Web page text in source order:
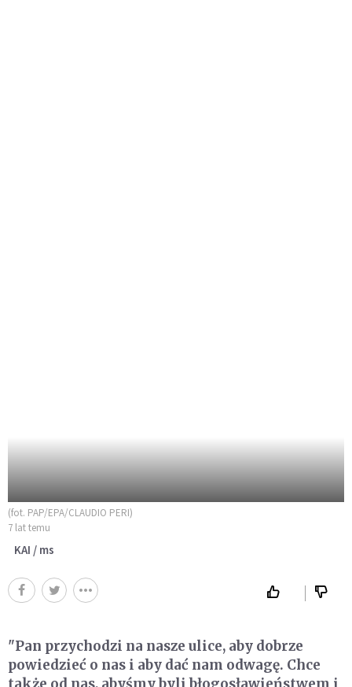
(fot. PAP/EPA/CLAUDIO PERI)
7 lat temu
KAI / ms
"Pan przychodzi na nasze ulice, aby dobrze
powiedzieć o nas i aby dać nam odwagę. Chce